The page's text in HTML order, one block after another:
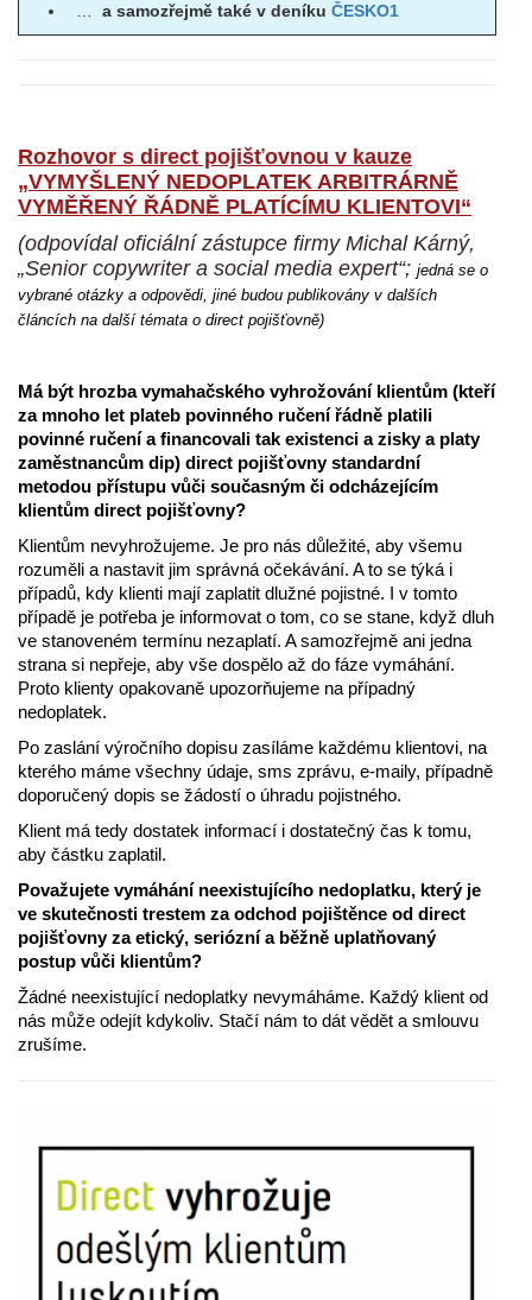
a samozřejmě také v deníku ČESKO1
Rozhovor s direct pojišťovnou v kauze
„VYMYŠLENÝ NEDOPLATEK ARBITRÁRNĚ
VYMĚŘENÝ ŘÁDNĚ PLATÍCÍMU KLIENTOVI“
(odpovídal oficiální zástupce firmy Michal Kárný,
„Senior copywriter a social media expert“; jedná se o
vybrané otázky a odpovědi, jiné budou publikovány v dalších
článcích na další témata o direct pojišťovně)
Má být hrozba vymahačského vyhrožování klientům (kteří
za mnoho let plateb povinného ručení řádně platili
povinné ručení a financovali tak existenci a zisky a platy
zaměstnancům dip) direct pojišťovny standardní
metodou přístupu vůči současným či odcházejícím
klientům direct pojišťovny?
Klientům nevyhrožujeme. Je pro nás důležité, aby všemu
rozuměli a nastavit jim správná očekávání. A to se týká i
případů, kdy klienti mají zaplatit dlužné pojistné. I v tomto
případě je potřeba je informovat o tom, co se stane, když dluh
ve stanoveném termínu nezaplatí. A samozřejmě ani jedna
strana si nepřeje, aby vše dospělo až do fáze vymáhání.
Proto klienty opakovaně upozorňujeme na případný
nedoplatek.
Po zaslání výročního dopisu zasíláme každému klientovi, na
kterého máme všechny údaje, sms zprávu, e-maily, případně
doporučený dopis se žádostí o úhradu pojistného.
Klient má tedy dostatek informací i dostatečný čas k tomu,
aby částku zaplatil.
Považujete vymáhání neexistujícího nedoplatku, který je
ve skutečnosti trestem za odchod pojištěnce od direct
pojišťovny za etický, seriózní a běžně uplatňovaný
postup vůči klientům?
Žádné neexistující nedoplatky nevymáháme. Každý klient od
nás může odejít kdykoliv. Stačí nám to dát vědět a smlouvu
zrušíme.